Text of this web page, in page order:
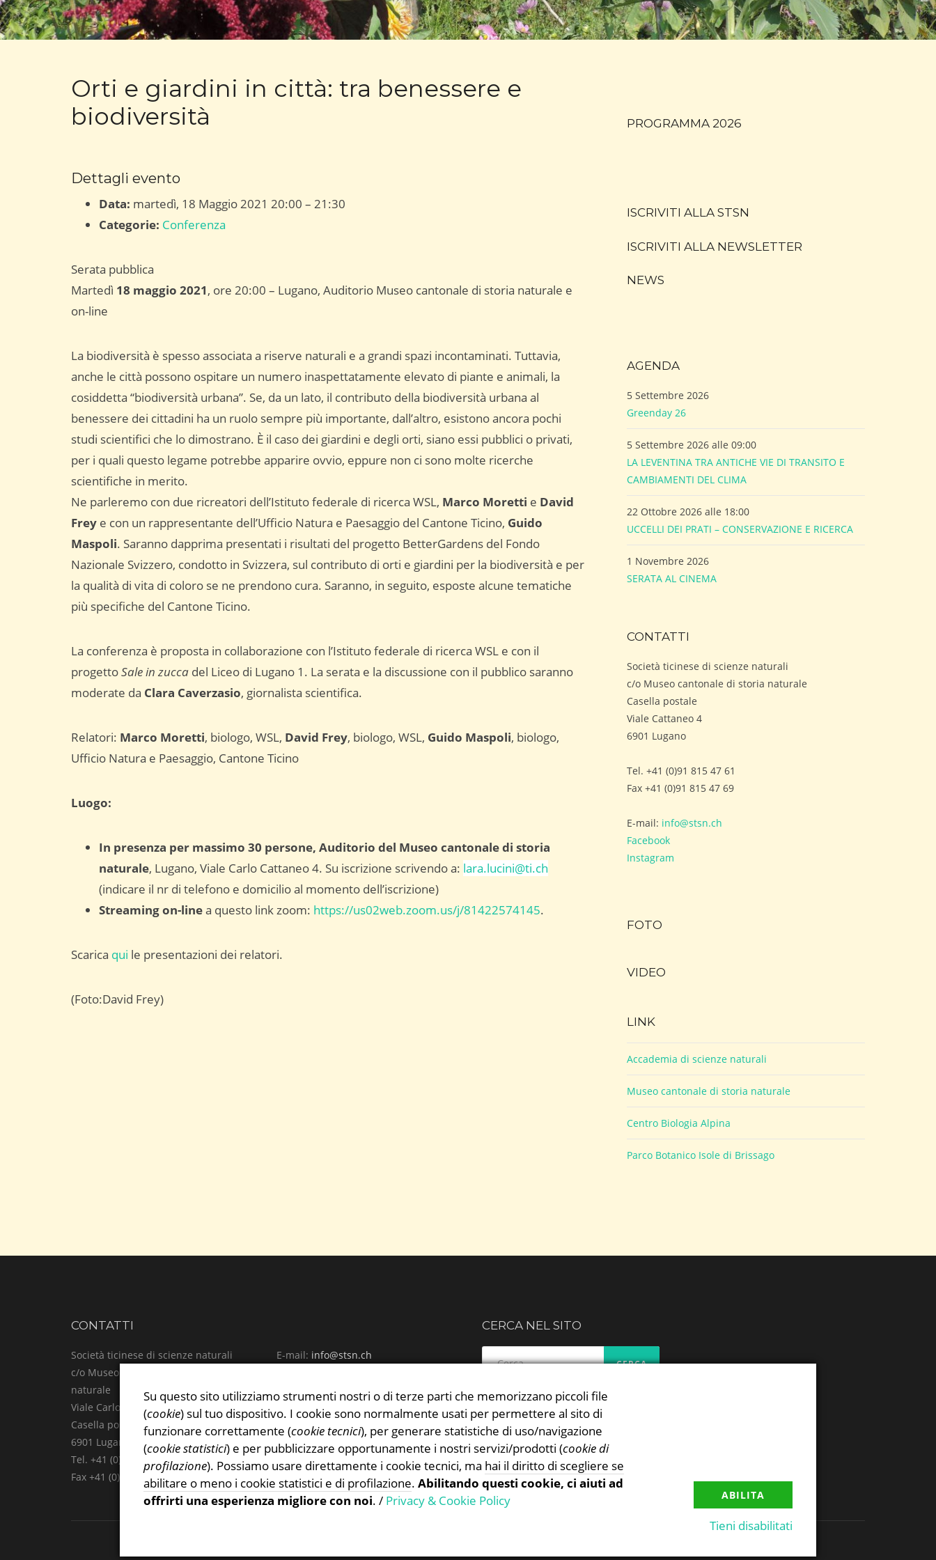
Orti e giardini in città: tra benessere e
biodiversità
Dettagli evento
Data: martedì, 18 Maggio 2021 20:00 – 21:30
Categorie: Conferenza
Serata pubblica
Martedì 18 maggio 2021, ore 20:00 – Lugano, Auditorio Museo cantonale di storia naturale e
on-line
La biodiversità è spesso associata a riserve naturali e a grandi spazi incontaminati. Tuttavia,
anche le città possono ospitare un numero inaspettatamente elevato di piante e animali, la
cosiddetta “biodiversità urbana”. Se, da un lato, il contributo della biodiversità urbana al
benessere dei cittadini ha un ruolo sempre più importante, dall’altro, esistono ancora pochi
studi scientifici che lo dimostrano. È il caso dei giardini e degli orti, siano essi pubblici o privati,
per i quali questo legame potrebbe apparire ovvio, eppure non ci sono molte ricerche
scientifiche in merito.
Ne parleremo con due ricreatori dell’Istituto federale di ricerca WSL, Marco Moretti e David
Frey e con un rappresentante dell’Ufficio Natura e Paesaggio del Cantone Ticino, Guido
Maspoli. Saranno dapprima presentati i risultati del progetto BetterGardens del Fondo
Nazionale Svizzero, condotto in Svizzera, sul contributo di orti e giardini per la biodiversità e per
la qualità di vita di coloro se ne prendono cura. Saranno, in seguito, esposte alcune tematiche
più specifiche del Cantone Ticino.
La conferenza è proposta in collaborazione con l’Istituto federale di ricerca WSL e con il
progettoSale in zucca del Liceo di Lugano 1. La serata e la discussione con il pubblico saranno
moderate da Clara Caverzasio, giornalista scientifica.
Relatori: Marco Moretti, biologo, WSL, David Frey, biologo, WSL, Guido Maspoli, biologo,
Ufficio Natura e Paesaggio, Cantone Ticino
Luogo:
In presenza per massimo 30 persone, Auditorio del Museo cantonale di storia
naturale, Lugano, Viale Carlo Cattaneo 4. Su iscrizione scrivendo a: lara.lucini@ti.ch
(indicare il nr di telefono e domicilio al momento dell’iscrizione)
Streaming on-linea questo link zoom: https://us02web.zoom.us/j/81422574145.
Scarica qui le presentazioni dei relatori.
(Foto:David Frey)
PROGRAMMA 2026
ISCRIVITI ALLA STSN
ISCRIVITI ALLA NEWSLETTER
NEWS
AGENDA
5 Settembre 2026
Greenday 26
5 Settembre 2026 alle 09:00
LA LEVENTINA TRA ANTICHE VIE DI TRANSITO E
CAMBIAMENTI DEL CLIMA
22 Ottobre 2026 alle 18:00
UCCELLI DEI PRATI – CONSERVAZIONE E RICERCA
1 Novembre 2026
SERATA AL CINEMA
CONTATTI
Società ticinese di scienze naturali
c/o Museo cantonale di storia naturale
Casella postale
Viale Cattaneo 4
6901 Lugano
Tel. +41 (0)91 815 47 61
Fax +41 (0)91 815 47 69
E-mail: info@stsn.ch
Facebook
Instagram
FOTO
VIDEO
LINK
Accademia di scienze naturali
Museo cantonale di storia naturale
Centro Biologia Alpina
Parco Botanico Isole di Brissago
CONTATTI
Società ticinese di scienze naturali
c/o Museo cantonale di storia
naturale
Viale Carlo Cattaneo 4
Casella postale
6901 Lugano
Tel. +41 (0)91 815 47 61
Fax +41 (0)91 815 47 69
E-mail: info@stsn.ch
Privacy & Cookies Policy
CERCA NEL SITO
Su questo sito utilizziamo strumenti nostri o di terze parti che memorizzano piccoli file
(cookie) sul tuo dispositivo. I cookie sono normalmente usati per permettere al sito di
funzionare correttamente (cookie tecnici), per generare statistiche di uso/navigazione
(cookie statistici) e per pubblicizzare opportunamente i nostri servizi/prodotti (cookie di
profilazione). Possiamo usare direttamente i cookie tecnici, ma hai il diritto di scegliere se
abilitare o meno i cookie statistici e di profilazione. Abilitando questi cookie, ci aiuti ad
offrirti una esperienza migliore con noi. / Privacy & Cookie Policy ABILITA
Tieni disabilitati